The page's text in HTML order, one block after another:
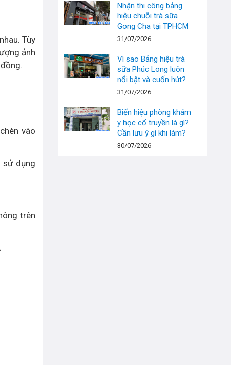
Tùy
ảnh
vào
sử dụng
trên
Nhận thi công bảng
hiệu chuỗi trà sữa
Gong Cha tại TPHCM
31/07/2026
Vì sao Bảng hiệu trà
sữa Phúc Long luôn
nổi bật và cuốn hút?
31/07/2026
Biển hiệu phòng khám
y học cổ truyền là gì?
Cần lưu ý gì khi làm?
30/07/2026